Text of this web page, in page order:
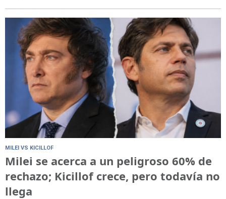
MILEI VS KICILLOF
Milei se acerca a un peligroso 60% de
rechazo; Kicillof crece, pero todavía no
llega